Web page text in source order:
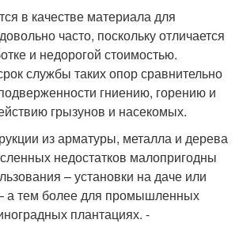
в качестве материала для
часто, поскольку отличается
и недорогой стоимостью.
службы таких опор сравнительно
гниению, горению и
грызунов и насекомых.
из арматуры, металла и дерева
недостатков малопригодны
– установки на даче или
а тем более для промышленных
плантациях. -